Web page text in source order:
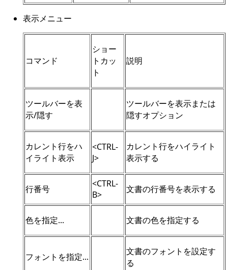
表示メニュー
コマンド
ショー
トカッ
ト
説明
ツールバーを表
示/隠す
ツールバーを表示または
隠すオプション
カレント行をハ
イライト表示
<CTRL-
J>
カレント行をハイライト
表示する
行番号
<CTRL-
B>
文書の行番号を表示する
色を指定... 文書の色を指定する
フォントを指定...
文書のフォントを設定す
る